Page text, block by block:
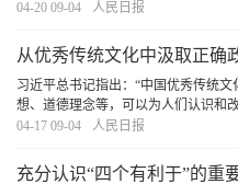
棒真正管用。”引导广大党员干部树立
04-20 09-04 人民日报
从优秀传统文化中汲取正确
习近平总书记指出：“中国优秀传统
想、道德理念等，可以为人们认识和
提供有益启示”。我们要坚持古为今用
04-17 09-04 人民日报
充分认识“四个有利于”的重